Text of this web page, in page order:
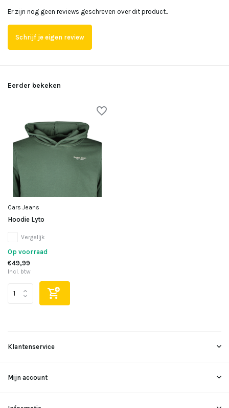
Er zijn nog geen reviews geschreven over dit product..
Schrijf je eigen review
Eerder bekeken
Cars Jeans
Hoodie Lyto
Vergelijk
Op voorraad
€49,99
Incl. btw
Klantenservice
Mijn account